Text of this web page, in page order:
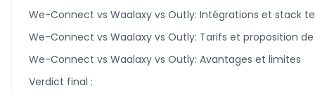
We-Connect vs Waalaxy vs Outly: Intégrations et stack
We-Connect vs Waalaxy vs Outly: Tarifs et proposition
We-Connect vs Waalaxy vs Outly: Avantages et limites
Verdict final :